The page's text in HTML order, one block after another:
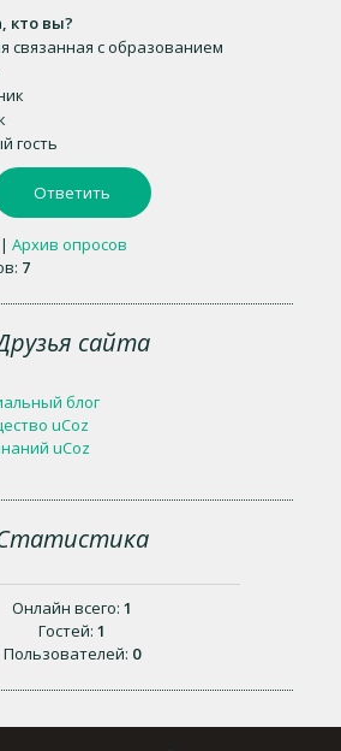
кто вы?
связанная с образованием
гость
| Архив опросов
7
сайта
блог
uCoz
uCoz
Онлайн всего: 1
Гостей: 1
Пользователей: 0